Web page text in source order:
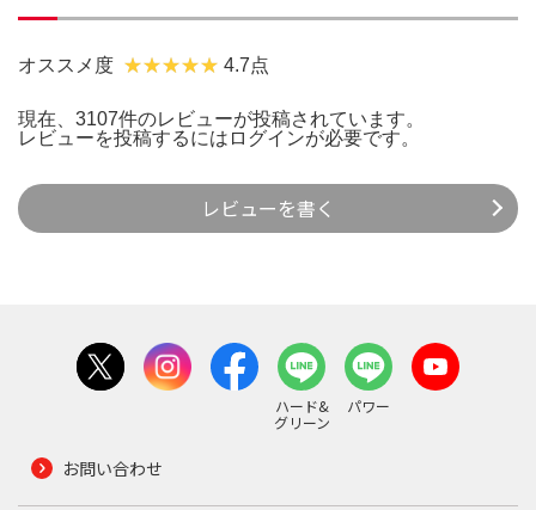
オススメ度 4.7点
現在、3107件のレビューが投稿されています。
レビューを投稿するには ログインが必要です。
レビューを書く
ハード&
グリーン
パワー
お問い合わせ